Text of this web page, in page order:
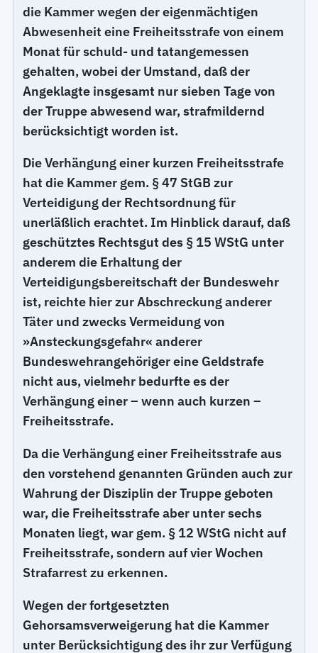
die Kammer wegen der eigenmächtigen
Abwesenheit eine Freiheitsstrafe von einem
Monat für schuld- und tatangemessen
gehalten, wobei der Umstand, daß der
Angeklagte insgesamt nur sieben Tage von
der Truppe abwesend war, strafmildernd
berücksichtigt worden ist.
Die Verhängung einer kurzen Freiheitsstrafe
hat die Kammer gem. § 47 StGB zur
Verteidigung der Rechtsordnung für
unerläßlich erachtet. Im Hinblick darauf, daß
geschütztes Rechtsgut des § 15 WStG unter
anderem die Erhaltung der
Verteidigungsbereitschaft der Bundeswehr
ist, reichte hier zur Abschreckung anderer
Täter und zwecks Vermeidung von
»Ansteckungsgefahr« anderer
Bundeswehrangehöriger eine Geldstrafe
nicht aus, vielmehr bedurfte es der
Verhängung einer – wenn auch kurzen –
Freiheitsstrafe.
Da die Verhängung einer Freiheitsstrafe aus
den vorstehend genannten Gründen auch zur
Wahrung der Disziplin der Truppe geboten
war, die Freiheitsstrafe aber unter sechs
Monaten liegt, war gem. § 12 WStG nicht auf
Freiheitsstrafe, sondern auf vier Wochen
Strafarrest zu erkennen.
Wegen der fortgesetzten
Gehorsamsverweigerung hat die Kammer
unter Berücksichtigung des ihr zur Verfügung